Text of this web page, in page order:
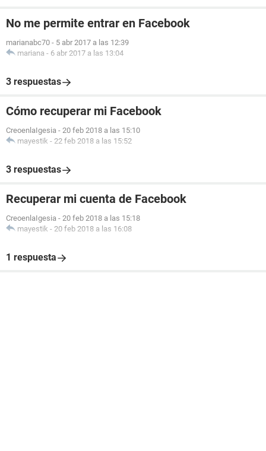
No me permite entrar en Facebook
marianabc70 - 5 abr 2017 a las 12:39
mariana - 6 abr 2017 a las 13:04
3 respuestas
Cómo recuperar mi Facebook
CreoenlaIgesia - 20 feb 2018 a las 15:10
mayestik - 22 feb 2018 a las 15:52
3 respuestas
Recuperar mi cuenta de Facebook
CreoenlaIgesia - 20 feb 2018 a las 15:18
mayestik - 20 feb 2018 a las 16:08
1 respuesta